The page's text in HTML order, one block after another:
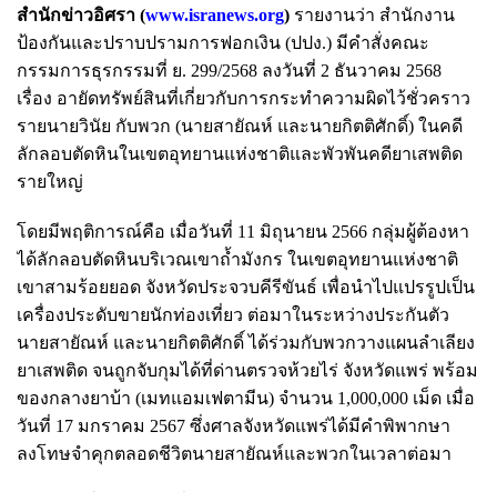
สำนักข่าวอิศรา (www.isranews.org) รายงานว่า สำนักงาน
ป้องกันและปราบปรามการฟอกเงิน (ปปง.) มีคำสั่งคณะ
กรรมการธุรกรรมที่ ย. 299/2568 ลงวันที่ 2 ธันวาคม 2568
เรื่อง อายัดทรัพย์สินที่เกี่ยวกับการกระทำความผิดไว้ชั่วคราว
รายนายวินัย กับพวก (นายสายัณห์ และนายกิตติศักดิ์) ในคดี
ลักลอบตัดหินในเขตอุทยานแห่งชาติและพัวพันคดียาเสพติด
รายใหญ่
โดยมีพฤติการณ์คือ เมื่อวันที่ 11 มิถุนายน 2566 กลุ่มผู้ต้องหา
ได้ลักลอบตัดหินบริเวณเขาถ้ำมังกร ในเขตอุทยานแห่งชาติ
เขาสามร้อยยอด จังหวัดประจวบคีรีขันธ์ เพื่อนำไปแปรรูปเป็น
เครื่องประดับขายนักท่องเที่ยว ต่อมาในระหว่างประกันตัว
นายสายัณห์ และนายกิตติศักดิ์ ได้ร่วมกับพวกวางแผนลำเลียง
ยาเสพติด จนถูกจับกุมได้ที่ด่านตรวจห้วยไร่ จังหวัดแพร่ พร้อม
ของกลางยาบ้า (เมทแอมเฟตามีน) จำนวน 1,000,000 เม็ด เมื่อ
วันที่ 17 มกราคม 2567 ซึ่งศาลจังหวัดแพร่ได้มีคำพิพากษา
ลงโทษจำคุกตลอดชีวิตนายสายัณห์และพวกในเวลาต่อมา